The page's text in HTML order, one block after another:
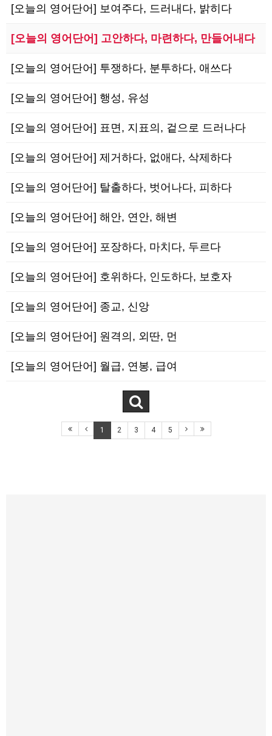
[오늘의 영어단어] 보여주다, 드러내다, 밝히다
[오늘의 영어단어] 고안하다, 마련하다, 만들어내다
[오늘의 영어단어] 투쟁하다, 분투하다, 애쓰다
[오늘의 영어단어] 행성, 유성
[오늘의 영어단어] 표면, 지표의, 겉으로 드러나다
[오늘의 영어단어] 제거하다, 없애다, 삭제하다
[오늘의 영어단어] 탈출하다, 벗어나다, 피하다
[오늘의 영어단어] 해안, 연안, 해변
[오늘의 영어단어] 포장하다, 마치다, 두르다
[오늘의 영어단어] 호위하다, 인도하다, 보호자
[오늘의 영어단어] 종교, 신앙
[오늘의 영어단어] 원격의, 외딴, 먼
[오늘의 영어단어] 월급, 연봉, 급여
1 2 3 4 5